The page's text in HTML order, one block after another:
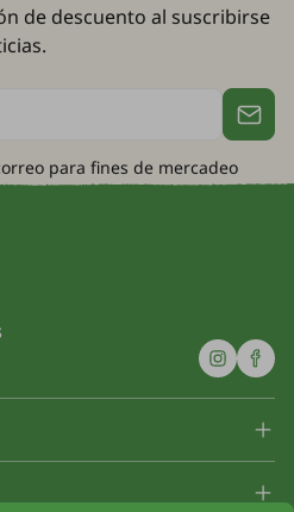
de descuento al suscribirse
para fines de mercadeo